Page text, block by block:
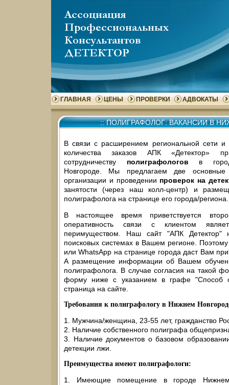
ГЛАВНАЯ ЦЕНЫ ПРОВЕРКИ АДВОКАТЫ
::ПОЛИГРАФОЛОГ: ВАКАНСИИ В
В связи с расширением региональной сети и
количества заказов АПК «Детектор»
сотрудничеству полиграфологов в
Новгороде. Мы предлагаем две
организации и проведении проверок на
занятости (через наш колл-центр) и
полиграфолога на странице его города/региона.
В настоящее время приветствуется
оперативность связи с клиентом
перимуществом. Наш сайт "АПК
поисковых системах в Вашем регионе.
или WhatsApp на странице города даст Вам
А размещение информации об Вашем
полиграфолога. В случае согласия на такой
форму ниже с указанием в графе "Способ
страница на сайте.
Требования к полиграфологу в Нижнем
1. Мужчина/женщина, 23-55 лет, гражданство
2. Наличие собственного полиграфа
3. Наличие документов о базовом
детекции лжи.
Преимущества имеют полиграфологи:
1. Имеющие помещение в городе Нижнем